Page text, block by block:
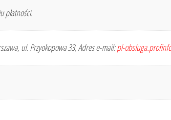
płatności.
ul. Przyokopowa 33, Adres e-mail:pl-